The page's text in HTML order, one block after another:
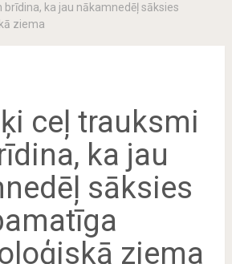
ka jau nākamnedēļ sāksies
ziema
ceļ trauksmi
ka jau
sāksies
ziema